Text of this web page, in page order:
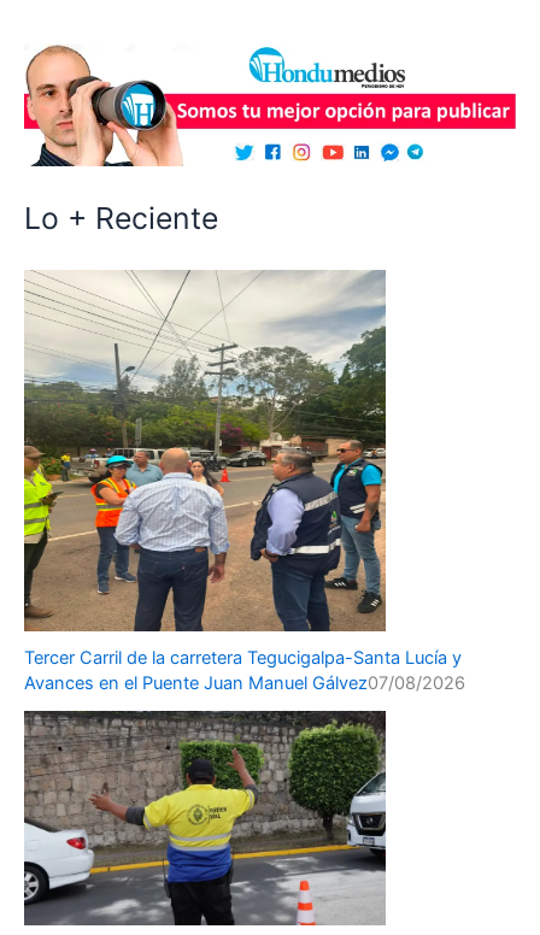
Lo + Reciente
Tercer Carril de la carretera Tegucigalpa-Santa Lucía y
Avances en el Puente Juan Manuel Gálvez07/08/2026